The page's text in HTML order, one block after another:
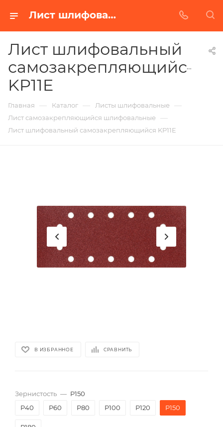
Лист шлифовальный самозакрепляющийся KP11E в Белгороде | Купить по недорогой цене от Абразивного Завода
Лист шлифовальный
самозакрепляющийся
KP11E
Главная — Каталог — Листы шлифовальные —
Лист самозакрепляющийся шлифовальные —
Лист шлифовальный самозакрепляющийся KP11E
В ИЗБРАННОЕ СРАВНИТЬ
Зернистость — P150
P40
P60 P80 P100 P120 P150